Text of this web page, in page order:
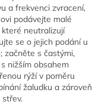
a frekvenci zvracení,
podávejte malé
které neutralizují
se o jejich podání u
začněte s častými,
nižším obsahem
rýží v poměru
žaludku a zároveň